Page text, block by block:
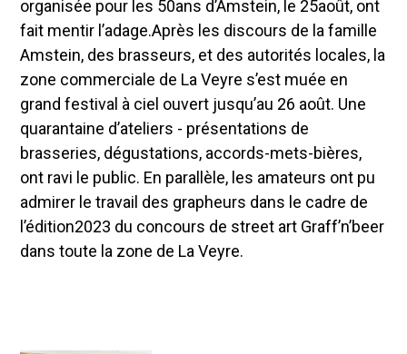
organisée pour les 50ans d’Amstein, le 25août, ont
fait mentir l’adage.Après les discours de la famille
Amstein, des brasseurs, et des autorités locales, la
zone commerciale de La Veyre s’est muée en
grand festival à ciel ouvert jusqu’au 26 août. Une
quarantaine d’ateliers - présentations de
brasseries, dégustations, accords-mets-bières,
ont ravi le public. En parallèle, les amateurs ont pu
admirer le travail des grapheurs dans le cadre de
l’édition2023 du concours de street art Graff’n’beer
dans toute la zone de La Veyre.